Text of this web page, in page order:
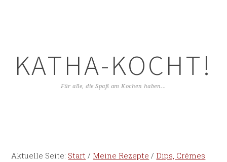
KATHA-KOCHT!
Für alle, die Spaß am Kochen haben...
Aktuelle Seite: Start / Meine Rezepte / Dips, Crémes